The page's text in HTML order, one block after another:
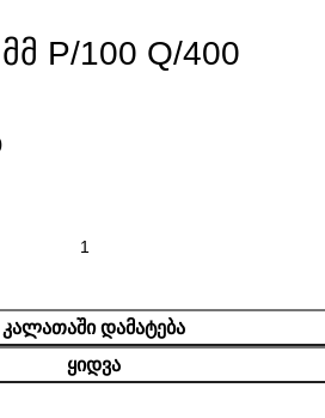
P/100 Q/400
ᲙᲐᲚᲐᲗᲐᲨᲘ ᲓᲐᲛᲐᲢᲔᲑᲐ
ᲧᲘᲓᲕᲐ